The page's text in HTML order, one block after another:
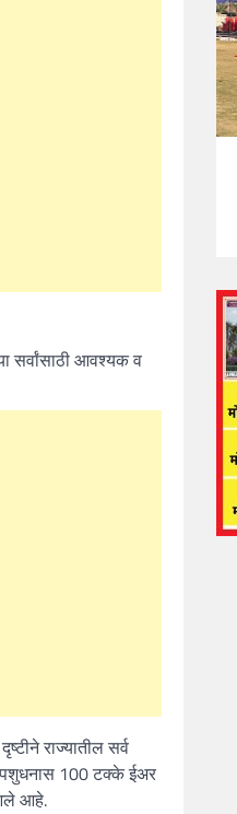
सर्वांसाठी आवश्यक व
राज्यातील सर्व
पशुधनास 100 टक्के ईअर
आले आहे.